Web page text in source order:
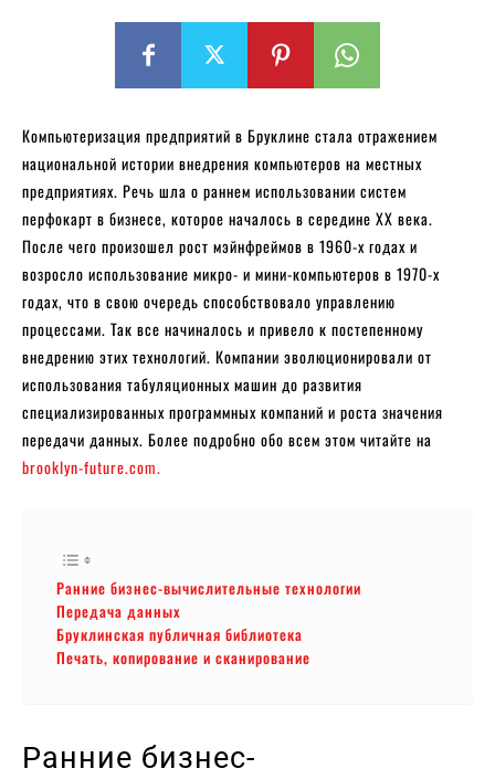
Компьютеризация предприятий в Бруклине стала отражением
национальной истории внедрения компьютеров на местных
предприятиях. Речь шла о раннем использовании систем
перфокарт в бизнесе, которое началось в середине XX века.
После чего произошел рост мэйнфреймов в 1960-х годах и
возросло использование микро- и мини-компьютеров в 1970-х
годах, что в свою очередь способствовало управлению
процессами. Так все начиналось и привело к постепенному
внедрению этих технологий. Компании эволюционировали от
использования табуляционных машин до развития
специализированных программных компаний и роста значения
передачи данных. Более подробно обо всем этом читайте на
brooklyn-future.com.
Ранние бизнес-вычислительные технологии
Передача данных
Бруклинская публичная библиотека
Печать, копирование и сканирование
Ранние бизнес-